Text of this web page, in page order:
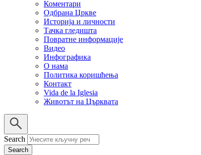
Коментари
Одбрана Цркве
Историја и личности
Тачка гледишта
Повратне информације
Видео
Инфографика
О нама
Политика коришћења
Контакт
Vida de la Iglesia
Животът на Църквата
Search